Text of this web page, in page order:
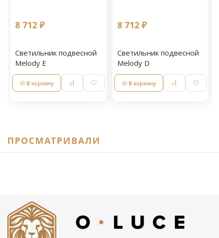
8 712 ₽
Светильник подвесной
Melody E
В корзину
8 712 ₽
Светильник подвесной
Melody D
В корзину
ПРОСМАТРИВАЛИ